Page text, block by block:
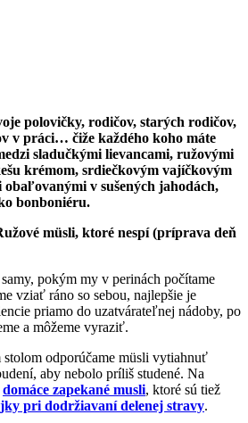
polovičky, rodičov, starých rodičov,
v práci… čiže každého koho máte
sladučkými lievancami, ružovými
krémom, srdiečkovým vajíčkovým
v sušených jahodách,
bonboniéru.
müsli, ktoré nespí (príprava deň
pokým my v perinách počítame
vziať ráno so sebou, najlepšie je
priamo do uzatvárateľnej nádoby, po
a môžeme vyraziť.
stolom odporúčame müsli vytiahnuť
aby nebolo príliš studené. Na
domáce zapekané musli, ktoré sú tiež
pri dodržiavaní delenej stravy.